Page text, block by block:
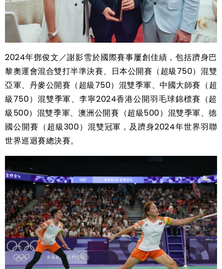
2024年鄧俊文／謝影雪於國際賽事屢創佳績，包括躋身巴
黎奧運會混合雙打半準決賽、日本公開賽（超級750）混雙
亞軍、丹麥公開賽（超級750）混雙季軍、中國大師賽（超
級750）混雙季軍、李寧2024香港公開羽毛球錦標賽（超
級500）混雙季軍、澳洲公開賽（超級500）混雙季軍、德
國公開賽（超級300）混雙冠軍，及躋身2024年世界羽聯
世界巡迴賽總決賽。